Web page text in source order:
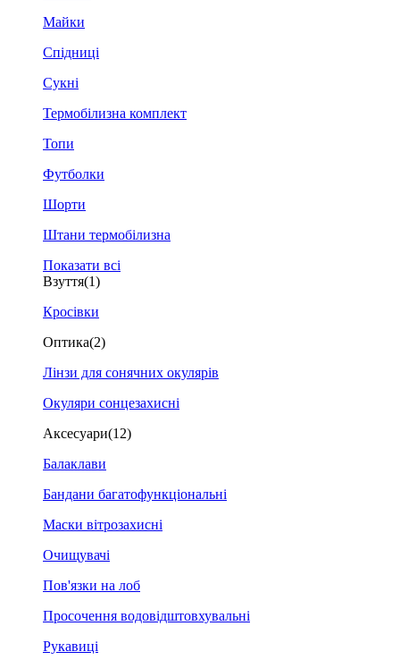
Майки
Спідниці
Сукні
Термобілизна комплект
Топи
Футболки
Шорти
Штани термобілизна
Показати всі
Взуття(1)
Кросівки
Оптика(2)
Лінзи для сонячних окулярів
Окуляри сонцезахисні
Аксесуари(12)
Балаклави
Бандани багатофункціональні
Маски вітрозахисні
Очищувачі
Пов'язки на лоб
Просочення водовідштовхувальні
Рукавиці